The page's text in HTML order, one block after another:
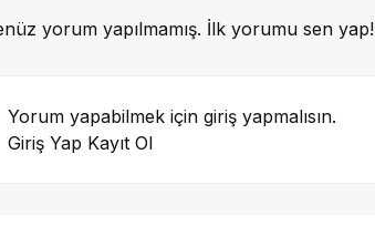
yorum yapılmamış. İlk yorumu sen yap!
Yorum yapabilmek için giriş yapmalısın.
Giriş Yap Kayıt Ol